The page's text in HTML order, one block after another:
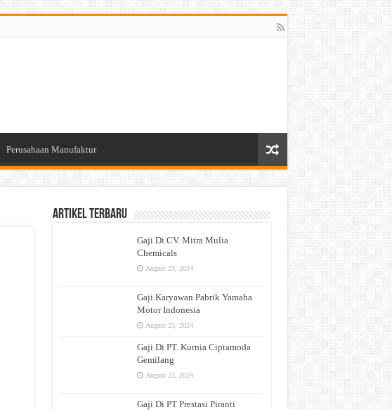
Perusahaan Manufaktur
Artikel Terbaru
Gaji Di CV. Mitra Mulia
Chemicals
August 23, 2024
Gaji Karyawan Pabrik Yamaha
Motor Indonesia
August 23, 2024
Gaji Di PT. Kurnia Ciptamoda
Gemilang
August 23, 2024
Gaji Di PT Prestasi Piranti